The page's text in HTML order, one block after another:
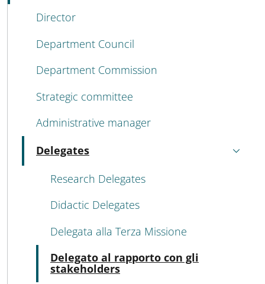
Director
Department Council
Department Commission
Strategic committee
Administrative manager
Delegates
Active
Research Delegates
Didactic Delegates
Delegata alla Terza Missione
Delegato al rapporto con gli
stakeholders